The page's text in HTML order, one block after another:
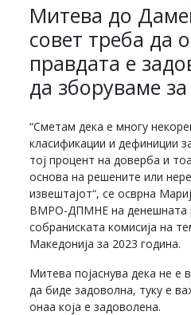
Митева до
совет треба да
правдата е
да зборуваме
“Сметам дека е многу
класификации и дефиниции
тој процент на доверба и
основа на решените или
извештајот“, се осврна
ВМРО-ДПМНЕ на денешната
собраниската комисија на
Македонија за 2023 година.
Митева појаснува дека не е
да биде задоволна, туку е
онаа која е задоволена.